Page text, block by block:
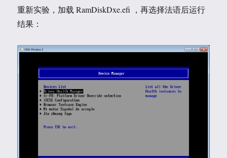
重新实验，加载 RamDiskDxe.efi ，再选择法语后运行
结果：